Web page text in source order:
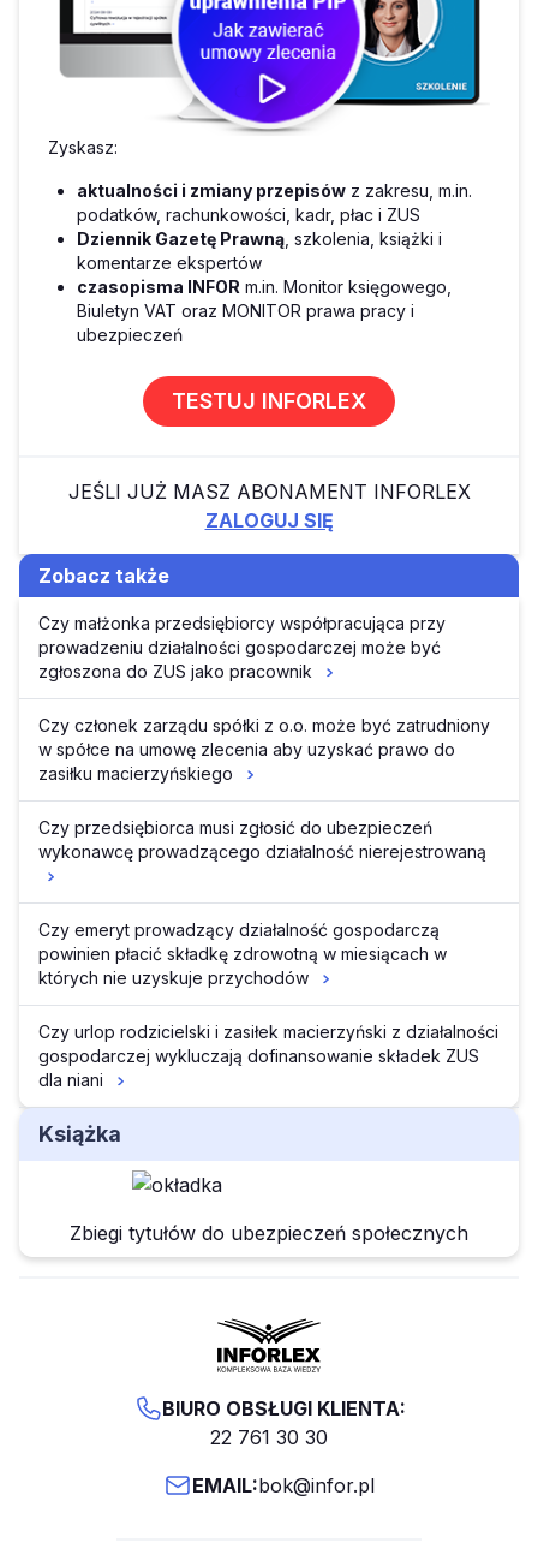
Zyskasz:
aktualności i zmiany przepisów z zakresu, m.in.
podatków, rachunkowości, kadr, płac i ZUS
Dziennik Gazetę Prawną , szkolenia, książki i
komentarze ekspertów
czasopisma INFOR m.in. Monitor księgowego,
Biuletyn VAT oraz MONITOR prawa pracy i
ubezpieczeń
TESTUJ INFORLEX
JEŚLI JUŻ MASZ ABONAMENT INFORLEX
ZALOGUJ SIĘ
Zobacz także
Czy małżonka przedsiębiorcy współpracująca przy
prowadzeniu działalności gospodarczej może być
zgłoszona do ZUS jako pracownik
Czy członek zarządu spółki z o.o. może być zatrudniony
w spółce na umowę zlecenia aby uzyskać prawo do
zasiłku macierzyńskiego
Czy przedsiębiorca musi zgłosić do ubezpieczeń
wykonawcę prowadzącego działalność nierejestrowaną
Czy emeryt prowadzący działalność gospodarczą
powinien płacić składkę zdrowotną w miesiącach w
których nie uzyskuje przychodów
Czy urlop rodzicielski i zasiłek macierzyński z działalności
gospodarczej wykluczają dofinansowanie składek ZUS
dla niani
Książka
Zbiegi tytułów do ubezpieczeń społecznych
BIURO OBSŁUGI KLIENTA:
22 761 30 30
EMAIL:bok@infor.pl